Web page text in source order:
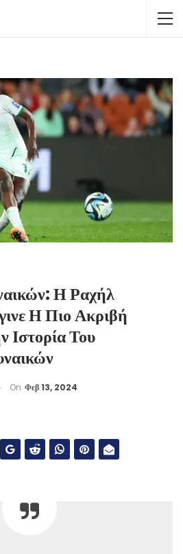
Η Ραχήλ
Η Πιο Ακριβή
Του
On Φεβ 13, 2024